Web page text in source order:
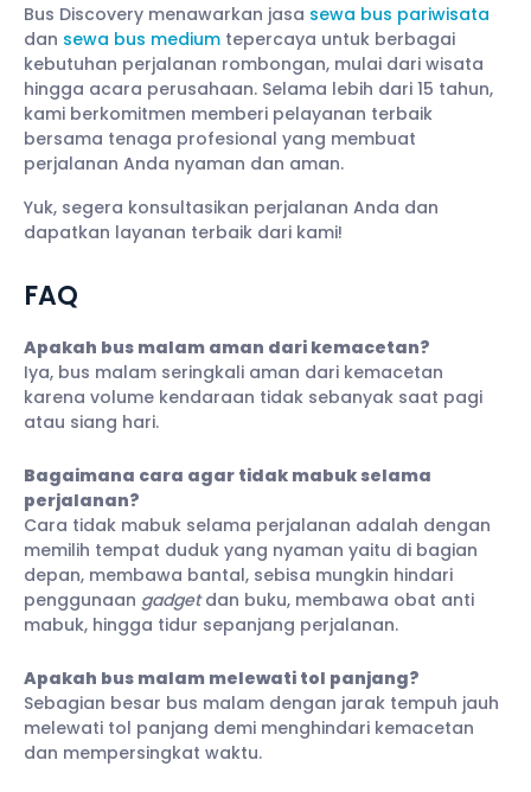
Bus Discovery menawarkan jasa sewa bus pariwisata
dan sewa bus medium tepercaya untuk berbagai
kebutuhan perjalanan rombongan, mulai dari wisata
hingga acara perusahaan. Selama lebih dari 15 tahun,
kami berkomitmen memberi pelayanan terbaik
bersama tenaga profesional yang membuat
perjalanan Anda nyaman dan aman.
Yuk, segera konsultasikan perjalanan Anda dan
dapatkan layanan terbaik dari kami!
FAQ
Apakah bus malam aman dari kemacetan?
Iya, bus malam seringkali aman dari kemacetan
karena volume kendaraan tidak sebanyak saat pagi
atau siang hari.
Bagaimana cara agar tidak mabuk selama
perjalanan?
Cara tidak mabuk selama perjalanan adalah dengan
memilih tempat duduk yang nyaman yaitu di bagian
depan, membawa bantal, sebisa mungkin hindari
penggunaan gadgetdan buku, membawa obat anti
mabuk, hingga tidur sepanjang perjalanan.
Apakah bus malam melewati tol panjang?
Sebagian besar bus malam dengan jarak tempuh jauh
melewati tol panjang demi menghindari kemacetan
dan mempersingkat waktu.